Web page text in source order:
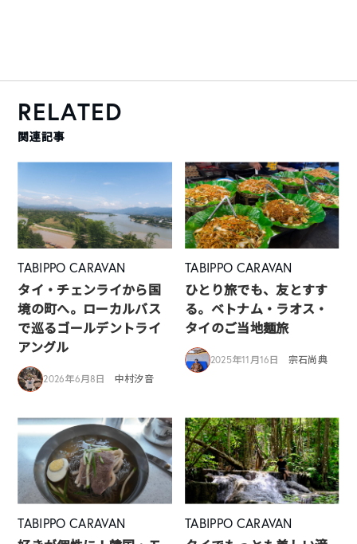
RELATED
関連記事
TABIPPO CARAVAN
タイ・チェンライから国
境の町へ。ローカルバス
で巡るゴールデントライ
アングル
2026年6月8日 中村汐音
TABIPPO CARAVAN
ひとり旅でも、友とすす
る。ベトナム・ラオス・
タイのご当地麺旅
2025年11月16日 宗石尚典
TABIPPO CARAVAN
TABIPPO CARAVAN